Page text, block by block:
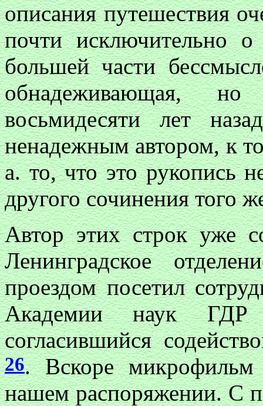
описания путешествия
почти исключительно о
большей части
обнадеживающая, но
восьмидесяти лет
ненадежным автором, к
а. то, что это рукопись
другого сочинения того
Автор этих строк уже
Ленинградское
проездом посетил
Академии наук
согласившийся
26. Вскоре микрофильм
нашем распоряжении. С